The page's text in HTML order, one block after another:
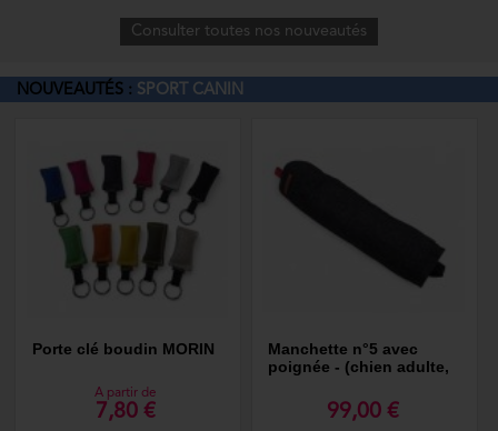
Consulter toutes nos nouveautés
NOUVEAUTÉS : SPORT CANIN
Porte clé boudin MORIN
A partir de
7,80 €
Manchette n°5 avec
poignée - (chien adulte,
99,00 €